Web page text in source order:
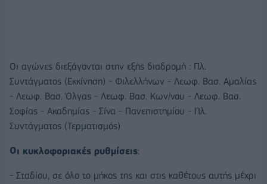
Οι αγώνες διεξάγονται στην εξής διαδρομή : Πλ.
Συντάγματος (Εκκίνηση) - Φιλελλήνων - Λεωφ. Βασ. Αμαλίας
- Λεωφ. Βασ. Όλγας - Λεωφ. Βασ. Κων/νου - Λεωφ. Βασ.
Σοφίας - Ακαδημίας - Σίνα - Πανεπιστημίου - Πλ.
Συντάγματος (Τερματισμός)
Οι κυκλοφοριακές ρυθμίσεις:
- Σταδίου, σε όλο το μήκος της και στις καθέτους αυτής μέχρι